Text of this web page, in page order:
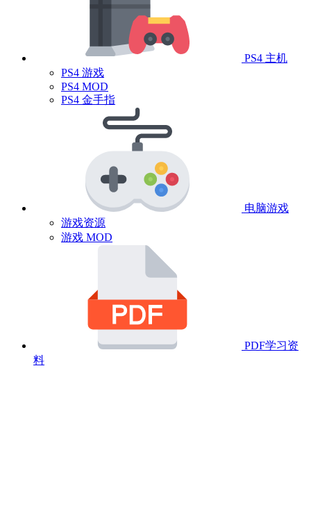
PS4 主机
PS4 游戏
PS4 MOD
PS4 金手指
电脑游戏
游戏资源
游戏 MOD
PDF学习资
料